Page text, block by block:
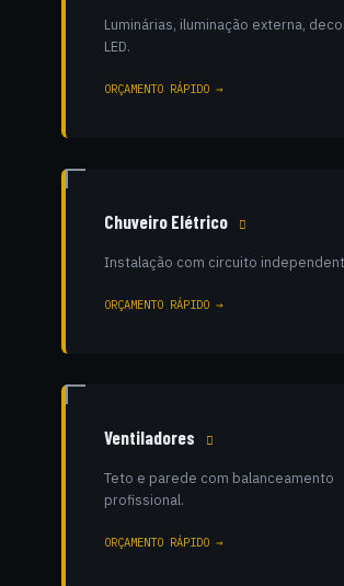
Luminárias, iluminação externa,
LED.
ORÇAMENTO RÁPIDO →
Chuveiro Elétrico
Instalação com circuito
ORÇAMENTO RÁPIDO →
Ventiladores
Teto e parede com balanceamento
profissional.
ORÇAMENTO RÁPIDO →